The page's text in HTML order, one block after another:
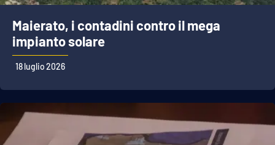
Maierato, i contadini contro il mega
impianto solare
18 luglio 2026